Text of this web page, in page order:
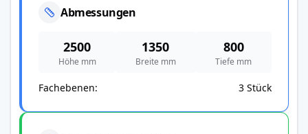
Abmessungen
2500
Höhe mm
1350
Breite mm
800
Tiefe mm
Fachebenen 3 Stück